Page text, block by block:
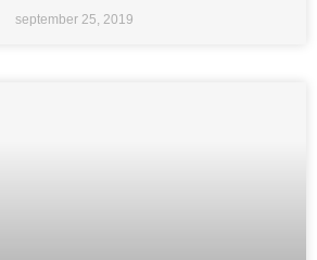
september 25, 2019